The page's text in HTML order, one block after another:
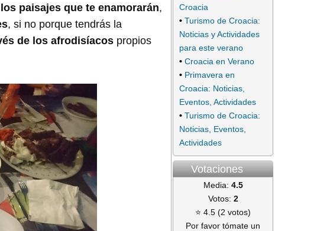
paisajes que te enamorarán,
, si no porque tendrás la
de los afrodisíacos propios
Croacia
• Turismo de Croacia:
Noticias y Actividades
para este verano
• Croacia en Verano
• Primavera en
Croacia: Noticias,
Eventos, Actividades
• Turismo de Croacia:
Noticias, Eventos,
Actividades
Votaciones
Media: 4.5
Votos: 2
⭐ 4.5 (2 votos)
Por favor tómate un